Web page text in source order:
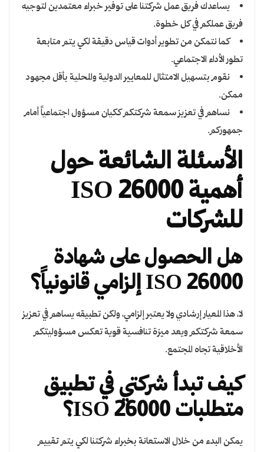
يساعدك فريق عمل شركتنا على توفير خبراء معتمدين لتوجيه
فريق عملكم في كل خطوة.
كما نتمكن من تطوير أدوات قياس دقيقة لكي يتم متابعة
تطور الأداء الاجتماعي.
نقوم بتسهيل الامتثال للمعايير الدولية والمحلية بأقل مجهود
ممكن.
نساهم في تعزيز سمعة شركتكم ككيان مسؤول اجتماعياً أمام
جمهوركم.
الأسئلة الشائعة حول
أهمية ISO 26000
للشركات
هل الحصول على شهادة
ISO 26000 إلزامي قانونياً؟
لا، هذا المعيار إرشادي ولا يعتبر إلزامي، ولكن تطبيقه يساهم في تعزيز
سمعة شركتكم ويعد ميزة تنافسية قوية تعكس مسؤوليتكم
الأخلاقية تجاه المجتمع.
كيف تبدأ شركتي في تطبيق
متطلبات ISO 26000؟
يمكن البدء من خلال الاستعانة بخبراء شركتنا لكي يتم تقييم